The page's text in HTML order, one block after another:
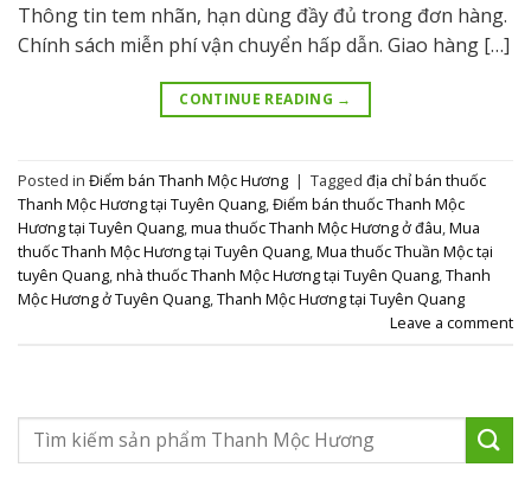
Thông tin tem nhãn, hạn dùng đầy đủ trong đơn hàng.
Chính sách miễn phí vận chuyển hấp dẫn. Giao hàng […]
CONTINUE READING →
Posted in Điểm bán Thanh Mộc Hương | Tagged địa chỉ bán thuốc
Thanh Mộc Hương tại Tuyên Quang,Điểm bán thuốc Thanh Mộc
Hương tại Tuyên Quang,mua thuốc Thanh Mộc Hương ở đâu,Mua
thuốc Thanh Mộc Hương tại Tuyên Quang,Mua thuốc Thuần Mộc tại
tuyên Quang,nhà thuốc Thanh Mộc Hương tại Tuyên Quang,Thanh
Mộc Hương ở Tuyên Quang,Thanh Mộc Hương tại Tuyên Quang
Leave a comment